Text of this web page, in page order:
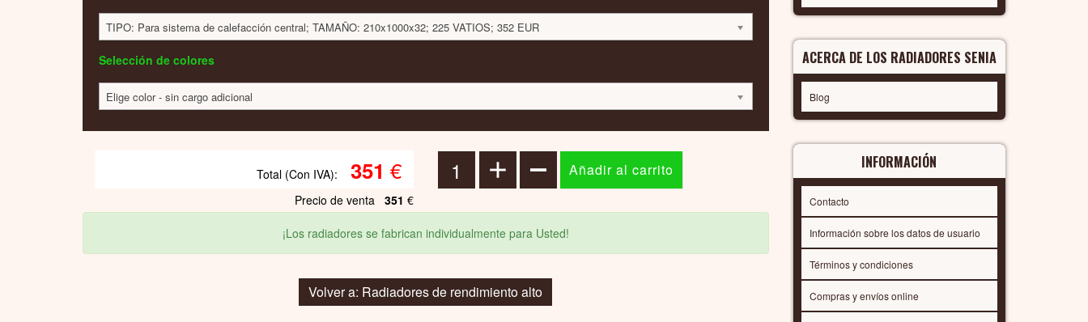
TIPO: Para sistema de calefacción central; TAMAÑO: 210x1000x32; 225 VATIOS; 352 EUR
Selección de colores
Elige color - sin cargo adicional
Total (Con IVA): 351 €
Precio de venta 351 €
¡Los radiadores se fabrican individualmente para Usted!
Volver a: Radiadores de rendimiento alto
ACERCA DE LOS RADIADORES SENIA
Blog
INFORMACIÓN
Contacto
Información sobre los datos de usuario
Términos y condiciones
Compras y envíos online